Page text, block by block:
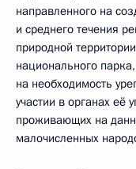
направленного на
и среднего течения
природной
национального
на необходимость
участии в органах её
проживающих на
малочисленных